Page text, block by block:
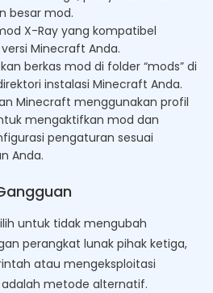
besar mod.
X-Ray yang kompatibel
Minecraft Anda.
berkas mod di folder “mods” di
instalasi Minecraft Anda.
Minecraft menggunakan profil
mengaktifkan mod dan
pengaturan sesuai
Anda.
untuk tidak mengubah
perangkat lunak pihak ketiga,
atau mengeksploitasi
metode alternatif.